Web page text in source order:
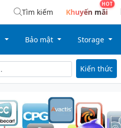
Tìm kiếm Khuyến mãi
Bảo mật Storage
Kiến thức